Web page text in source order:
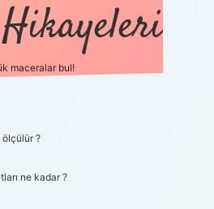
maceralar bul!
ölçülür ?
ne kadar ?